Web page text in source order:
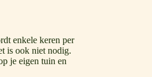
enkele keren per
is ook niet nodig.
je eigen tuin en